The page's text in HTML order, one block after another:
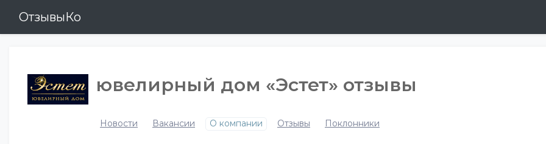
ОтзывыКо
ювелирный дом «Эстет» отзывы
Новости Вакансии О компании Отзывы Поклонники